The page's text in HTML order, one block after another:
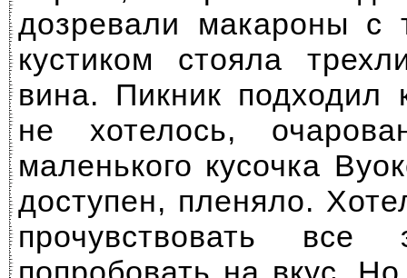
дозревали макароны с
кустиком стояла
вина. Пикник подходил
не хотелось,
маленького кусочка
доступен, пленяло.
прочувствовать все